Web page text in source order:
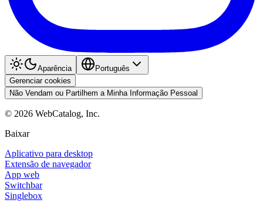
Aparência
Português
Gerenciar cookies
Não Vendam ou Partilhem a Minha Informação Pessoal
© 2026 WebCatalog, Inc.
Baixar
Aplicativo para desktop
Extensão de navegador
App web
Switchbar
Singlebox